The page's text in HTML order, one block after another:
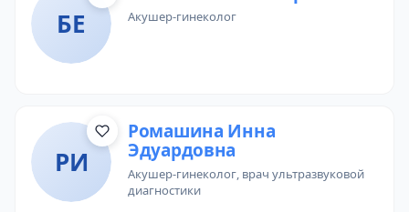
БЕ акушер-гинеколог
РИ
Ромашина Инна
Эдуардовна
акушер-гинеколог, врач ультразвуковой
диагностики